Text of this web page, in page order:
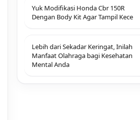
Yuk Modifikasi Honda Cbr 150R
Dengan Body Kit Agar Tampil Kece
Lebih dari Sekadar Keringat, Inilah
Manfaat Olahraga bagi Kesehatan
Mental Anda